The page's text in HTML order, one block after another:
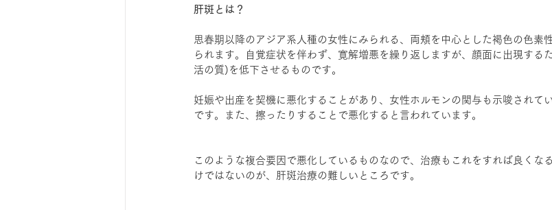
肝斑とは？
思春期以降のアジア系人種の女性にみられる、両頬を中心とした褐色の色素
られます。自覚症状を伴わず、寛解増悪を繰り返しますが、顔面に出現する
活の質)を低下させるものです。
妊娠や出産を契機に悪化することがあり、女性ホルモンの関与も示唆されて
です。また、擦ったりすることで悪化すると言われています。
このような複合要因で悪化しているものなので、治療もこれをすれば良くな
けではないのが、肝斑治療の難しいところです。